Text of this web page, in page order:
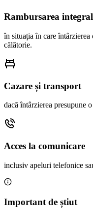
Rambursarea
în situația în care întârzierea
călătorie.
Cazare și transport
dacă întârzierea presupune
Acces la comunicare
inclusiv apeluri telefonice
Important de știut